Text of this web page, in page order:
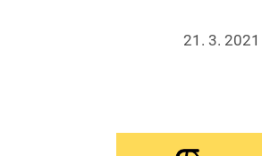
21. 3. 2021